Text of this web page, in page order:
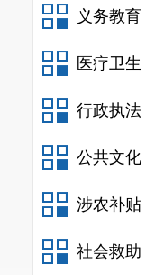
义务教育
医疗卫生
行政执法
公共文化
涉农补贴
社会救助